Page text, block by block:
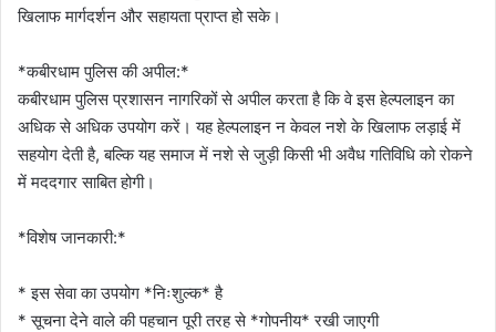
खिलाफ मार्गदर्शन और सहायता प्राप्त हो सके।
*कबीरधाम पुलिस की अपील:*
कबीरधाम पुलिस प्रशासन नागरिकों से अपील करता है कि वे इस हेल्पलाइन का
अधिक से अधिक उपयोग करें। यह हेल्पलाइन न केवल नशे के खिलाफ लड़ाई में
सहयोग देती है, बल्कि यह समाज में नशे से जुड़ी किसी भी अवैध गतिविधि को रोकने
में मददगार साबित होगी।
*विशेष जानकारी:*
* इस सेवा का उपयोग *निःशुल्क* है
* सूचना देने वाले की पहचान पूरी तरह से *गोपनीय* रखी जाएगी